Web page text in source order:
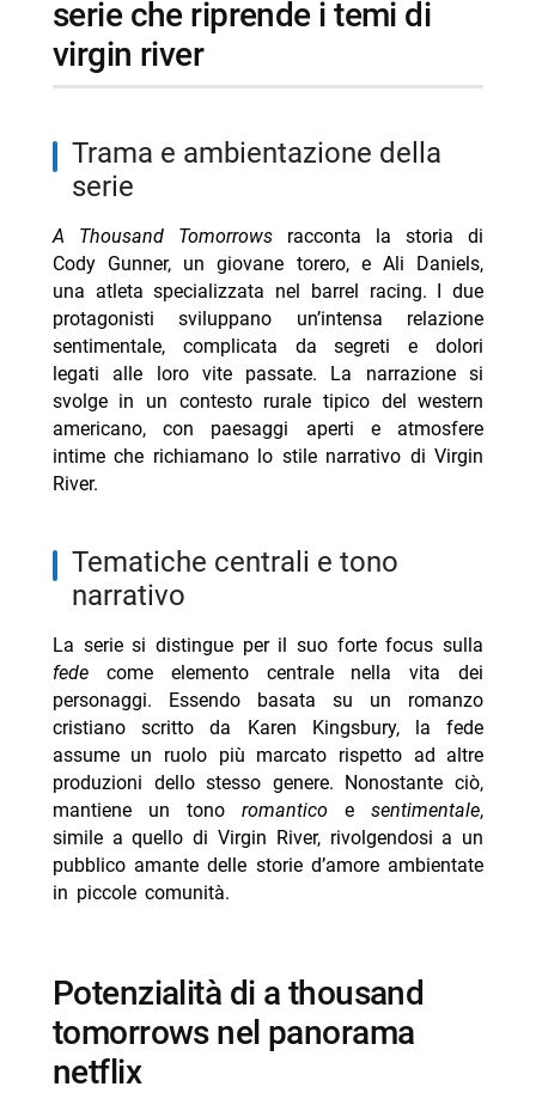
serie che riprende i temi di
virgin river
trama e ambientazione della
serie
A Thousand Tomorrowsracconta la storia di
Cody Gunner, un giovane torero, e Ali Daniels,
una atleta specializzata nel barrel racing. I due
protagonisti sviluppano un’intensa relazione
sentimentale, complicata da segreti e dolori
legati alle loro vite passate. La narrazione si
svolge in un contesto rurale tipico del western
americano, con paesaggi aperti e atmosfere
intime che richiamano lo stile narrativo di Virgin
River.
tematiche centrali e tono
narrativo
La serie si distingue per il suo forte focus sulla
fedecome elemento centrale nella vita dei
personaggi. Essendo basata su un romanzo
cristiano scritto da Karen Kingsbury, la fede
assume un ruolo più marcato rispetto ad altre
produzioni dello stesso genere. Nonostante ciò,
mantiene un tonoromantico esentimentale,
simile a quello di Virgin River, rivolgendosi a un
pubblico amante delle storie d’amore ambientate
in piccole comunità.
potenzialità di a thousand
tomorrows nel panorama
netflix